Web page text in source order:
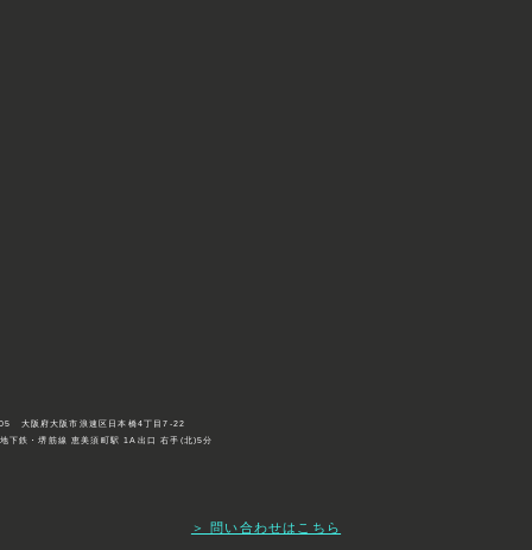
大阪府大阪市浪速区日本橋4丁目7-22
下鉄・堺筋線 恵美須町駅 1A出口 右手(北)5分
＞ 問い合わせはこちら